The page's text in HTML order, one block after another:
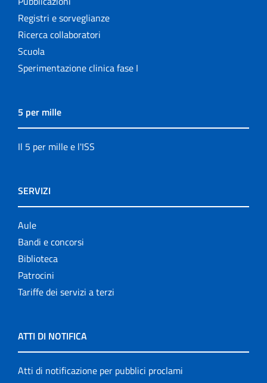
Registri e sorveglianze
Ricerca collaboratori
Scuola
Sperimentazione clinica fase I
5 per mille
Il 5 per mille e l'ISS
SERVIZI
Aule
Bandi e concorsi
Biblioteca
Patrocini
Tariffe dei servizi a terzi
ATTI DI NOTIFICA
Atti di notificazione per pubblici proclami